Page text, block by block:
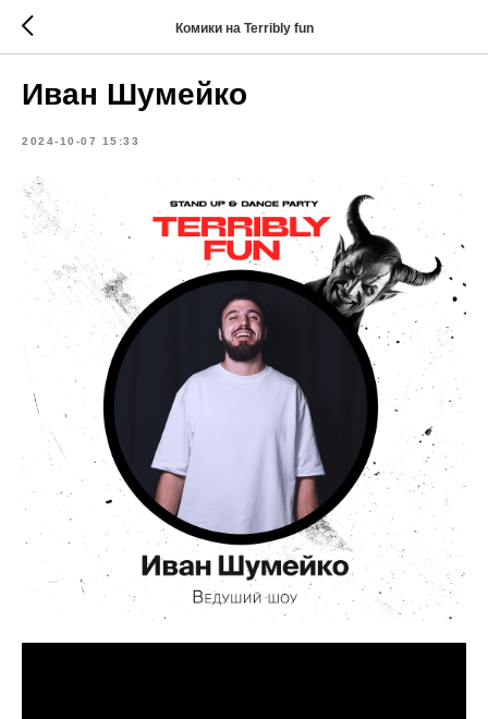
Комики на Terribly fun
Иван Шумейко
2024-10-07 15:33